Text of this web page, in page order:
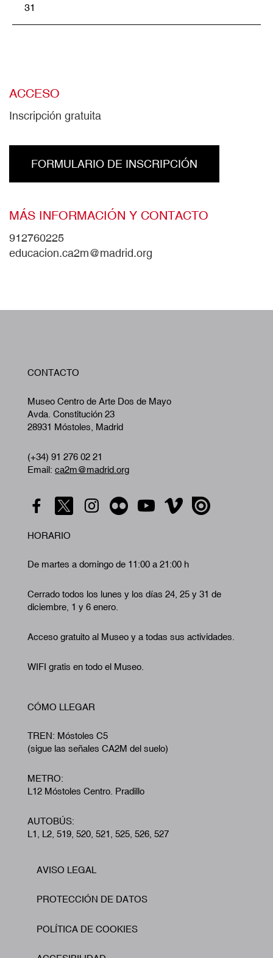
31
ACCESO
Inscripción gratuita
FORMULARIO DE INSCRIPCIÓN
MÁS INFORMACIÓN Y CONTACTO
912760225
educacion.ca2m@madrid.org
CONTACTO
Museo Centro de Arte Dos de Mayo
Avda. Constitución 23
28931 Móstoles, Madrid
(+34) 91 276 02 21
Email: ca2m@madrid.org
HORARIO
De martes a domingo de 11:00 a 21:00 h
Cerrado todos los lunes y los días 24, 25 y 31 de
diciembre, 1 y 6 enero.
Acceso gratuito al Museo y a todas sus actividades.
WIFI gratis en todo el Museo.
CÓMO LLEGAR
TREN: Móstoles C5
(sigue las señales CA2M del suelo)
METRO:
L12 Móstoles Centro. Pradillo
AUTOBÚS:
L1, L2, 519, 520, 521, 525, 526, 527
Footer
AVISO LEGAL
PROTECCIÓN DE DATOS
POLÍTICA DE COOKIES